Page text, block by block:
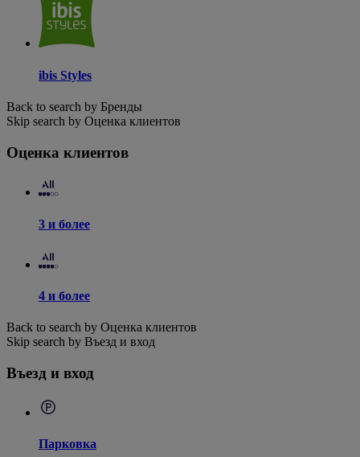
ibis Styles
Back to search by Бренды
Skip search by Оценка клиентов
Оценка клиентов
3 и более
4 и более
Back to search by Оценка клиентов
Skip search by Въезд и вход
Въезд и вход
Парковка